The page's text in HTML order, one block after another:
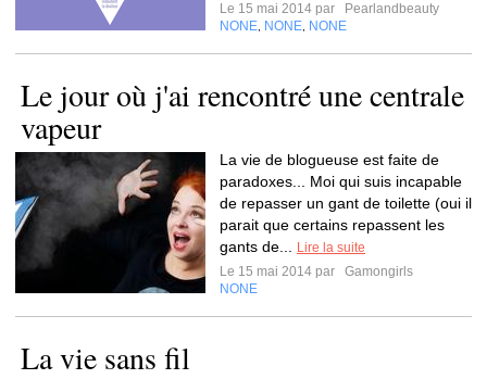
Le 15 mai 2014 par
Pearlandbeauty
NONE NONE NONE
Le jour où j'ai rencontré une centrale
vapeur
La vie de blogueuse est faite de
paradoxes... Moi qui suis incapable
de repasser un gant de toilette (oui il
parait que certains repassent les
gants de...
Lire la suite
Le 15 mai 2014 par
Gamongirls
NONE
La vie sans fil